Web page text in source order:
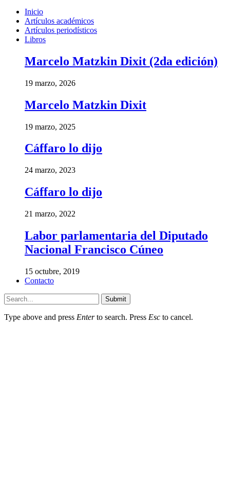
Inicio
Artículos académicos
Artículos periodísticos
Libros
Marcelo Matzkin Dixit (2da edición)
19 marzo, 2026
Marcelo Matzkin Dixit
19 marzo, 2025
Cáffaro lo dijo
24 marzo, 2023
Cáffaro lo dijo
21 marzo, 2022
Labor parlamentaria del Diputado
Nacional Francisco Cúneo
15 octubre, 2019
Contacto
Submit
Type above and press Enterto search. Press Esc to cancel.